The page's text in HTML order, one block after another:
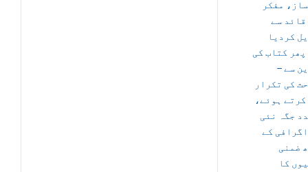
مفکر
قائد سے
کردیا
کتاب کی
سے –
کی تکرار
ہوئے،
جگہ نئی
کے
ضمنی
کا